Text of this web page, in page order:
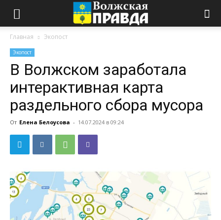
Главная Экопост
Экопост
В Волжском заработала
интерактивная карта
раздельного сбора мусора
От Елена Белоусова - 14.07.2024 в 09:24